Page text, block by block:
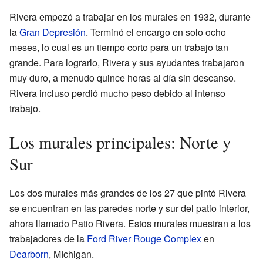
Rivera empezó a trabajar en los murales en 1932, durante
laGran Depresión. Terminó el encargo en solo ocho
meses, lo cual es un tiempo corto para un trabajo tan
grande. Para lograrlo, Rivera y sus ayudantes trabajaron
muy duro, a menudo quince horas al día sin descanso.
Rivera incluso perdió mucho peso debido al intenso
trabajo.
Los murales principales: Norte y
Sur
Los dos murales más grandes de los 27 que pintó Rivera
se encuentran en las paredes norte y sur del patio interior,
ahora llamado Patio Rivera. Estos murales muestran a los
trabajadores de la Ford River Rouge Complexen
Dearborn, Míchigan.